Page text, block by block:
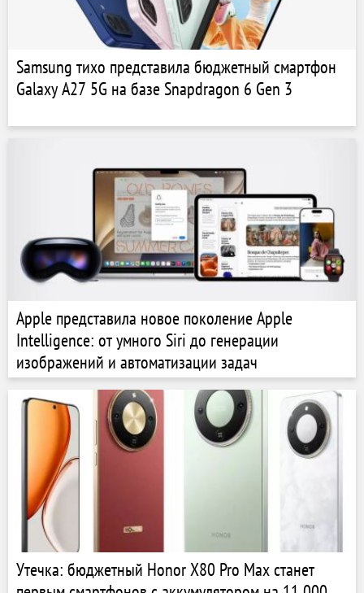
Samsung тихо представила бюджетный смартфон
Galaxy A27 5G на базе Snapdragon 6 Gen 3
Apple представила новое поколение Apple
Intelligence: от умного Siri до генерации
изображений и автоматизации задач
Утечка: бюджетный Honor X80 Pro Max станет